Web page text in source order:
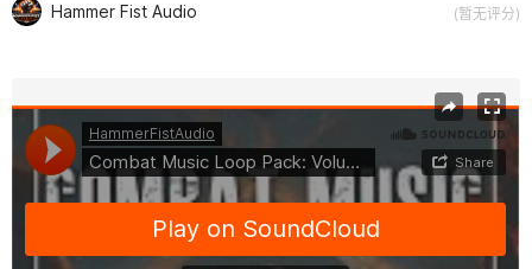
Hammer Fist Audio (暂无评分)